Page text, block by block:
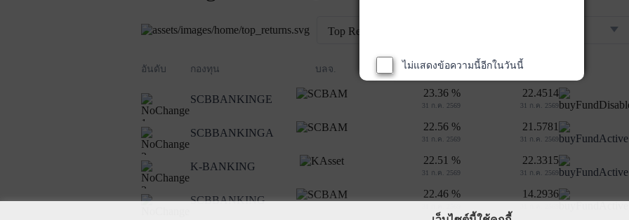
Top Returns
อันดับ กองทุน บลจ. ผลตอบแทน 3 ปี
1
SCBBANKINGE
23.36 %
31 ก.ค. 2569
22.4514
31 ก.ค. 2569
2
SCBBANKINGA
22.56 %
31 ก.ค. 2569
21.5781
31 ก.ค. 2569
3
K-BANKING
22.51 %
31 ก.ค. 2569
22.3315
31 ก.ค. 2569
SCBBANKING
22.46 % 14.2936
ไม่แสดงข้อความนี้อีกในวันนี้